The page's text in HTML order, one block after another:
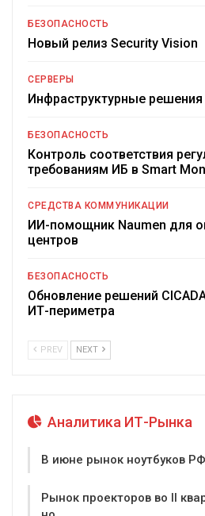
БЕЗОПАСНОСТЬ
Новый релиз Security Vision
СЕРВЕРЫ
Инфраструктурные решения
БЕЗОПАСНОСТЬ
Контроль соответствия
требованиям ИБ в Smart
СРЕДСТВА КОММУНИКАЦИИ
ИИ-помощник Naumen для
центров
БЕЗОПАСНОСТЬ
Обновление решений
ИТ-периметра
PREV NEXT
Аналитика ИТ-Рынка
В июне рынок ноутбуков
Рынок проекторов во II